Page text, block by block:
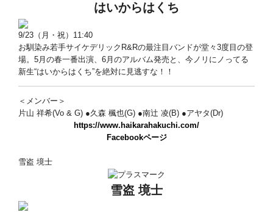
はいからはくち
9/23（月・祝）11:40
お馴染み若手サイケデリックR&Rの最注目バンドが堂々3度目の登
場。5月の春一番出演、6月のアルバム発売と、今ノリにノってる
新生“はいからはくち”を絶対に見逃すな！！
＜メンバー＞
片山 祥希(Vo & G) ●久森 楓也(G) ●南辻 凌(B) ●アヤタ(Dr)
https://www.haikarahakuchi.com/
Facebookページ
雪盗 境士
雪盗 境士